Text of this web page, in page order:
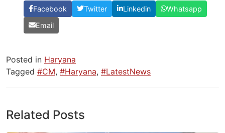
Facebook Twitter Linkedin
Whatsapp
Email
Posted in Haryana
Tagged #CM, #Haryana, #LatestNews
Related Posts